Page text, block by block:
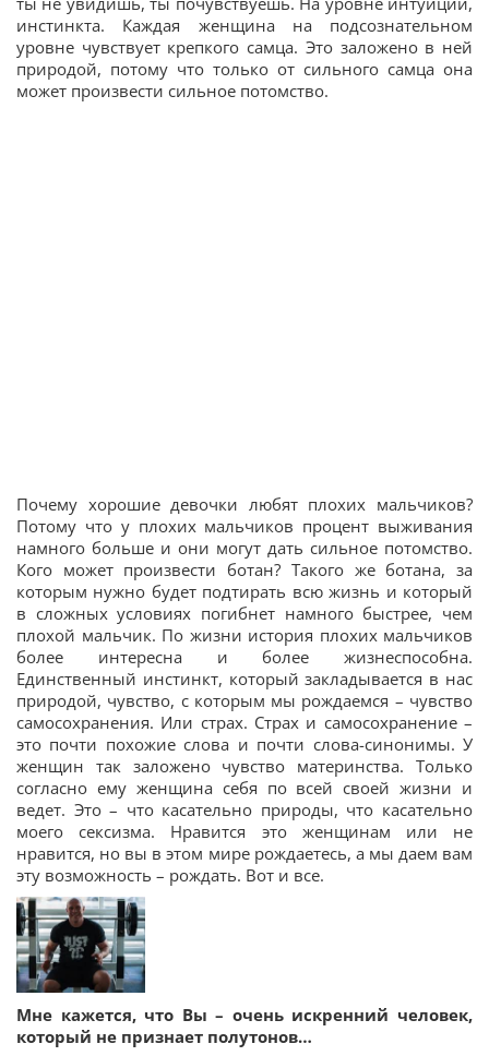
инстинкта. Каждая женщина на подсознательном
уровне чувствует крепкого самца. Это заложено в ней
природой, потому что только от сильного самца она
может произвести сильное потомство.
Почему хорошие девочки любят плохих мальчиков?
Потому что у плохих мальчиков процент выживания
намного больше и они могут дать сильное потомство.
Кого может произвести ботан? Такого же ботана, за
которым нужно будет подтирать всю жизнь и который
в сложных условиях погибнет намного быстрее, чем
плохой мальчик. По жизни история плохих мальчиков
более интересна и более жизнеспособна.
Единственный инстинкт, который закладывается в нас
природой, чувство, с которым мы рождаемся – чувство
самосохранения. Или страх. Страх и самосохранение –
это почти похожие слова и почти слова-синонимы. У
женщин так заложено чувство материнства. Только
согласно ему женщина себя по всей своей жизни и
ведет. Это – что касательно природы, что касательно
моего сексизма. Нравится это женщинам или не
нравится, но вы в этом мире рождаетесь, а мы даем вам
эту возможность – рождать. Вот и все.
Мне кажется, что Вы – очень искренний человек,
который не признает полутонов…